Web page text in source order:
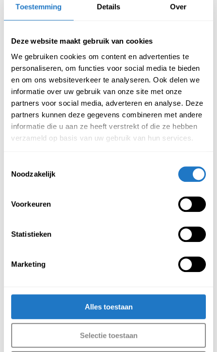
Toestemming Details Over
Deze website maakt gebruik van cookies
We gebruiken cookies om content en advertenties te
personaliseren, om functies voor social media te bieden
en om ons websiteverkeer te analyseren. Ook delen we
informatie over uw gebruik van onze site met onze
partners voor social media, adverteren en analyse. Deze
partners kunnen deze gegevens combineren met andere
informatie die u aan ze heeft verstrekt of die ze hebben
verzameld op basis van uw gebruik van hun services.
Noodzakelijk
Voorkeuren
Statistieken
Marketing
Alles toestaan
Selectie toestaan
Stoel Dux velvet
€139,00
Stoel Jax velvet
€159,00
(Incl. btw 228,69)
€169,00